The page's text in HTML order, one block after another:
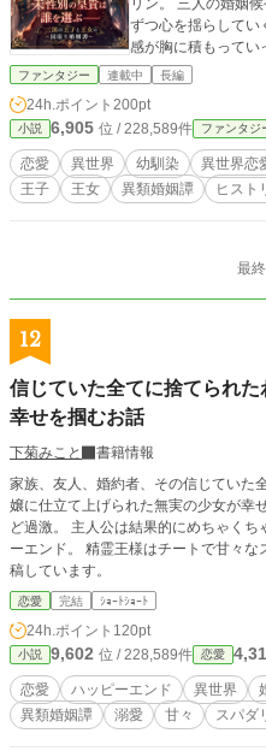
リン。 三人の婚姻候補との交流を重ねる中で、コトネは少し
ずつ心を揺らしていく。 けれど旅を続けるほどに、
感が胸に積もっていった。 ──なぜ、私は『コ
れるのか。 隠され続けてきた世界の秘密。 そして、自分自身
揺れる皇貴が、自ら
ヶ月のロマンチック
ファンタジー 連載中 長編
24h.ポイント 200pt
小説 6,905 位 / 228,589件 ファンタジ
恋愛 異世界 幼馴染 異世界恋
王子
王女 異類婚姻譚 ヒスト
最
12
信じていた全てに捨てられ
幸せを掴むお話
下菊みこと
書籍情報
家族、友人、婚約者、その信じていた
嬢に仕立て上げられた無実の少女が幸せを掴むお話。 ざ
ど過激。 主人公は結果的にめちゃくちゃ幸せになります。 ご都合主義のハッピ
ーエンド。 精霊王様はチートで甘々なスパダリです。 小説家になろう様でも投
稿しています。
恋愛 完結 ｼｮｰﾄｼｮｰﾄ
24h.ポイント 120pt
小説 9,602 位 / 228,589件 恋愛
恋愛 ハッピーエンド 異世界
異類婚姻譚
溺愛 甘々 スパダ